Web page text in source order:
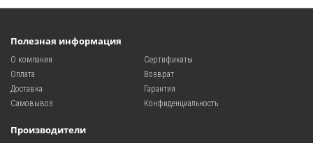
Полезная информация
О компании
Оплата
Доставка
Самовывоз
Сертификаты
Возврат
Гарантия
Конфиденциальность
Производители